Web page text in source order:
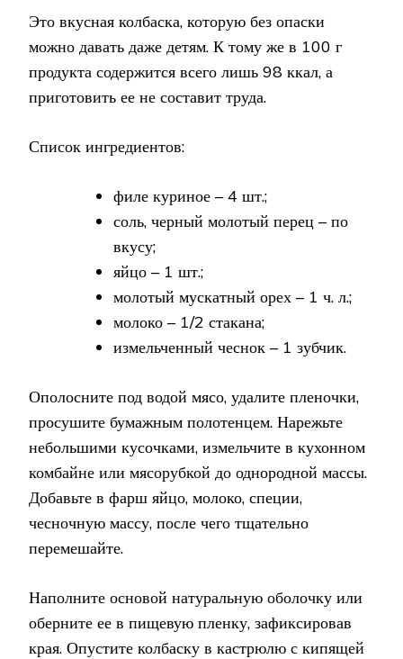
Это вкусная колбаска, которую без опаски
можно давать даже детям. К тому же в 100 г
продукта содержится всего лишь 98 ккал, а
приготовить ее не составит труда.
Список ингредиентов:
филе куриное – 4 шт.;
соль, черный молотый перец – по
вкусу;
яйцо – 1 шт.;
молотый мускатный орех – 1 ч. л.;
молоко – 1/2 стакана;
измельченный чеснок – 1 зубчик.
Ополосните под водой мясо, удалите пленочки,
просушите бумажным полотенцем. Нарежьте
небольшими кусочками, измельчите в кухонном
комбайне или мясорубкой до однородной массы.
Добавьте в фарш яйцо, молоко, специи,
чесночную массу, после чего тщательно
перемешайте.
Наполните основой натуральную оболочку или
оберните ее в пищевую пленку, зафиксировав
края. Опустите колбаску в кастрюлю с кипящей